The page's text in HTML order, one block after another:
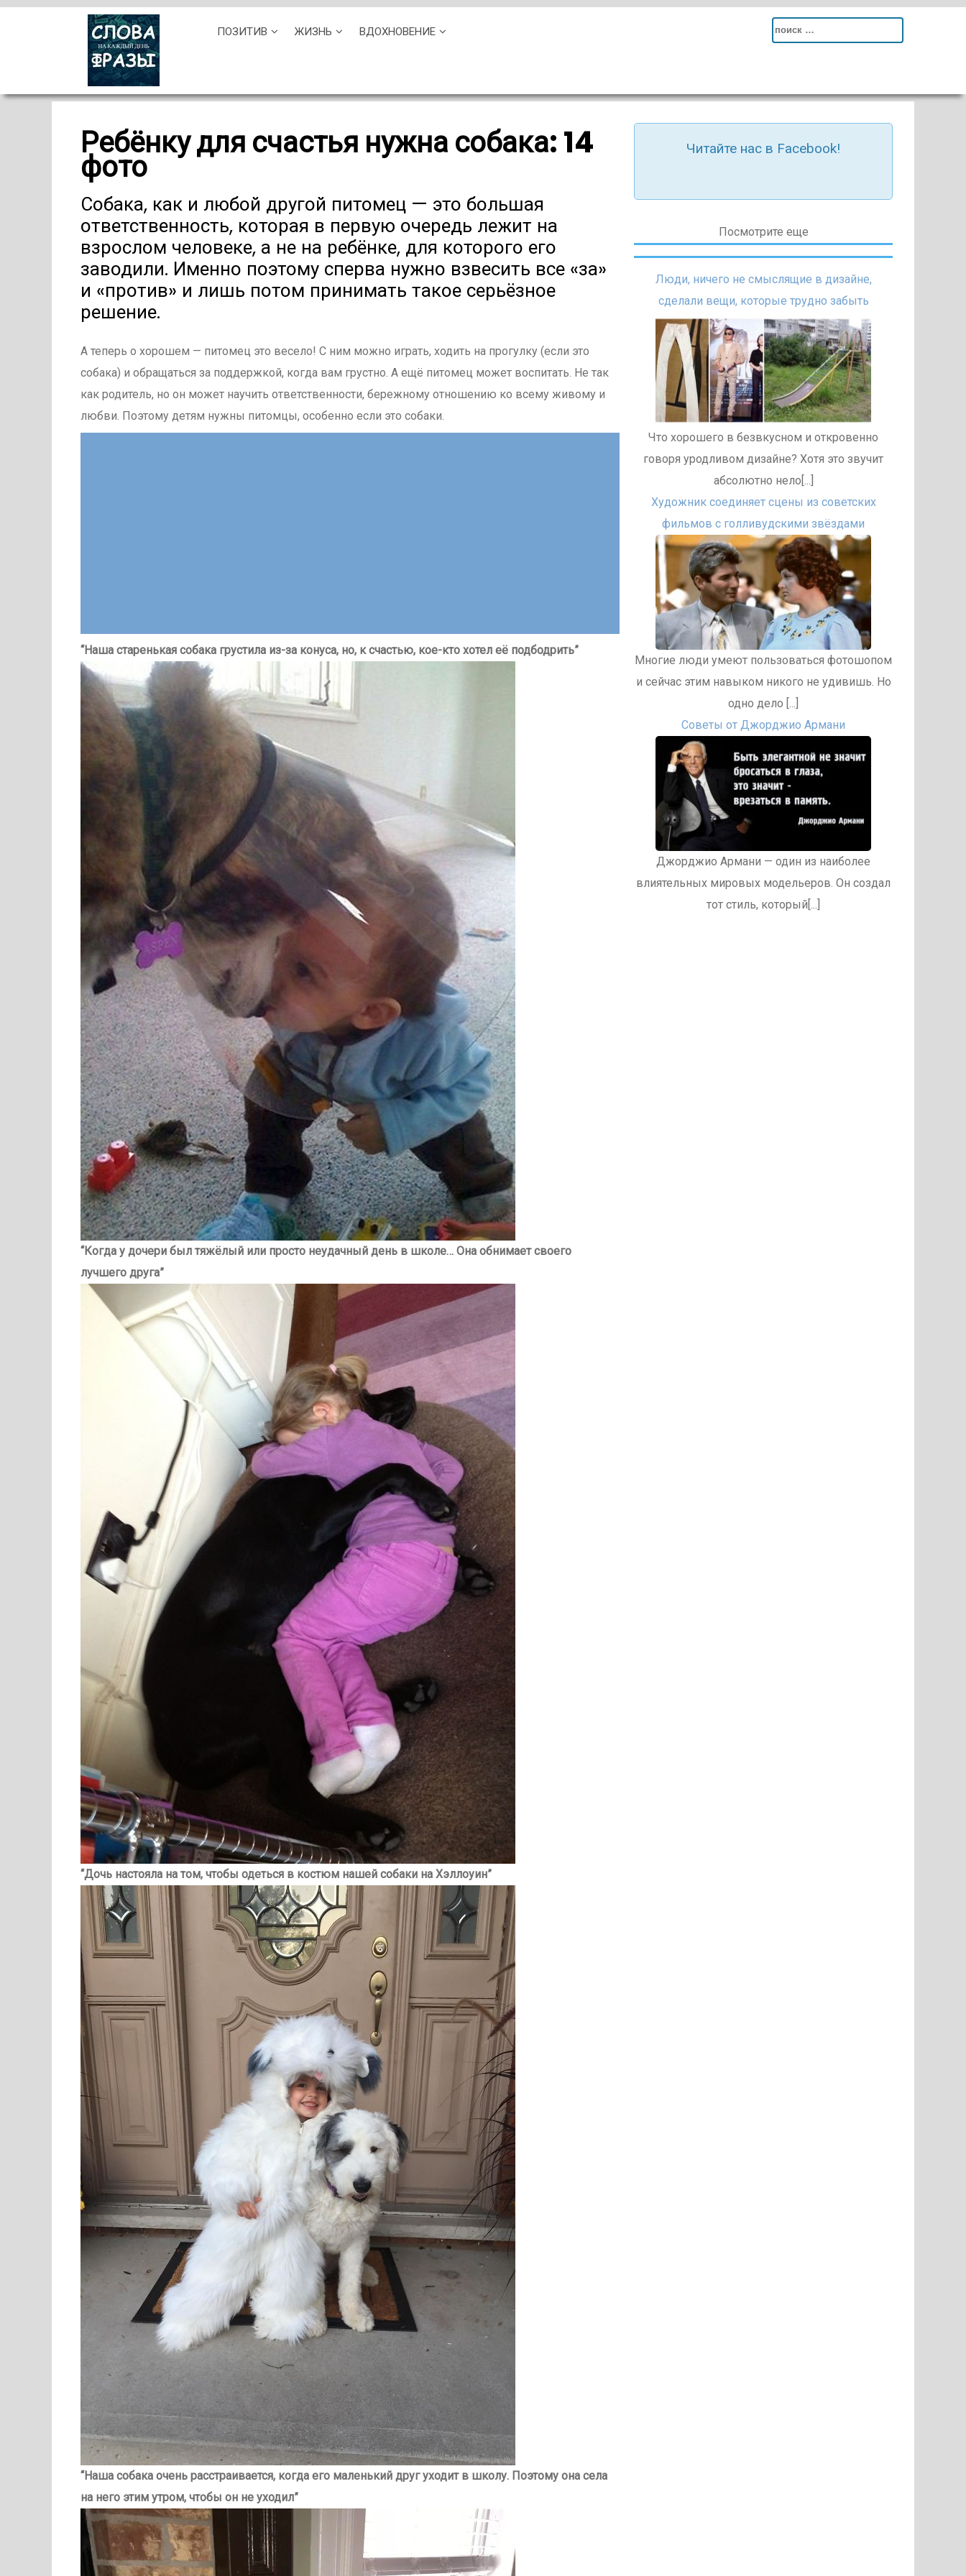
ПОЗИТИВ ЖИЗНЬ ВДОХНОВЕНИЕ
Search
Ребёнку для счастья нужна собака: 14
фото
Собака, как и любой другой питомец — это большая
ответственность, которая в первую очередь лежит на
взрослом человеке, а не на ребёнке, для которого его
заводили. Именно поэтому сперва нужно взвесить все «за»
и «против» и лишь потом принимать такое серьёзное
решение.
А теперь о хорошем — питомец это весело! С ним можно играть, ходить на прогулку (если это
собака) и обращаться за поддержкой, когда вам грустно. А ещё питомец может воспитать. Не так
как родитель, но он может научить ответственности, бережному отношению ко всему живому и
любви. Поэтому детям нужны питомцы, особенно если это собаки.
“Наша старенькая собака грустила из-за конуса, но, к счастью, кое-кто хотел её подбодрить”
“Когда у дочери был тяжёлый или просто неудачный день в школе… Она обнимает своего
лучшего друга”
“Дочь настояла на том, чтобы одеться в костюм нашей собаки на Хэллоуин”
“Наша собака очень расстраивается, когда его маленький друг уходит в школу. Поэтому она села
на него этим утром, чтобы он не уходил”
Читайте нас в Facebook!
Посмотрите еще
Люди, ничего не смыслящие в дизайне,
сделали вещи, которые трудно забыть
Что хорошего в безвкусном и откровенно
говоря уродливом дизайне? Хотя это звучит
абсолютно нело[...]
Художник соединяет сцены из советских
фильмов с голливудскими звёздами
Многие люди умеют пользоваться фотошопом
и сейчас этим навыком никого не удивишь. Но
одно дело [...]
Советы от Джорджио Армани
Джорджио Армани — один из наиболее
влиятельных мировых модельеров. Он создал
тот стиль, который[...]